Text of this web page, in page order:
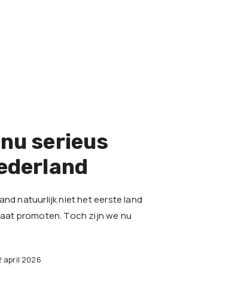
serieus
natuurlijk niet het eerste land
promoten. Toch zijn we nu
april 2026